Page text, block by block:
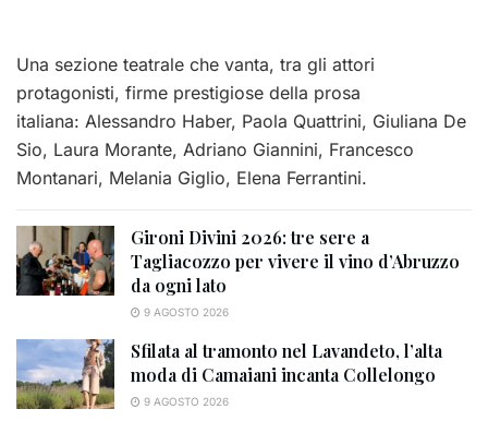
Una sezione teatrale che vanta, tra gli attori
protagonisti, firme prestigiose della prosa
italiana: Alessandro Haber, Paola Quattrini, Giuliana De
Sio, Laura Morante, Adriano Giannini, Francesco
Montanari, Melania Giglio, Elena Ferrantini.
Gironi Divini 2026: tre sere a
Tagliacozzo per vivere il vino d’Abruzzo
da ogni lato
9 AGOSTO 2026
Sfilata al tramonto nel Lavandeto, l’alta
moda di Camaiani incanta Collelongo
9 AGOSTO 2026